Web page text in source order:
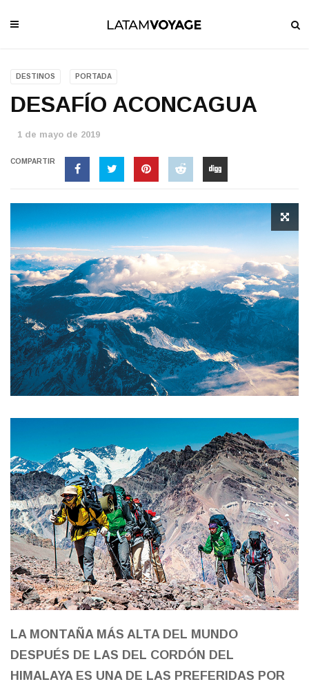
DESTINOS PORTADA
DESAFÍO ACONCAGUA
1 de mayo de 2019
COMPARTIR
LA MONTAÑA MÁS ALTA DEL MUNDO
DESPUÉS DE LAS DEL CORDÓN DEL
HIMALAYA ES UNA DE LAS PREFERIDAS POR